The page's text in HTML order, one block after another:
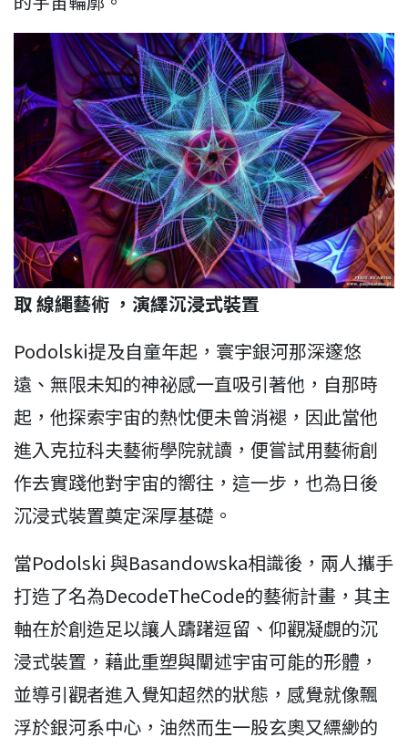
取 線繩藝術 ，演繹沉浸式裝置
Podolski提及自童年起，寰宇銀河那深邃悠
遠、無限未知的神祕感一直吸引著他，自那時
起，他探索宇宙的熱忱便未曾消褪，因此當他
進入克拉科夫藝術學院就讀，便嘗試用藝術創
作去實踐他對宇宙的嚮往，這一步，也為日後
沉浸式裝置奠定深厚基礎。
當Podolski 與Basandowska相識後，兩人攜手
打造了名為DecodeTheCode的藝術計畫，其主
軸在於創造足以讓人躊躇逗留、仰觀凝覷的沉
浸式裝置，藉此重塑與闡述宇宙可能的形體，
並導引觀者進入覺知超然的狀態，感覺就像飄
浮於銀河系中心，油然而生一股玄奧又縹緲的